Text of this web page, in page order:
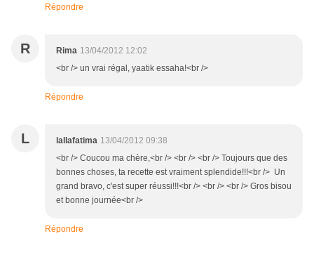
Répondre
R Rima 13/04/2012 12:02
<br /> un vrai régal, yaatik essaha!<br />
Répondre
L lallafatima 13/04/2012 09:38
<br /> Coucou ma chère,<br /> <br /> <br /> Toujours que des
bonnes choses, ta recette est vraiment splendide!!!<br /> Un
grand bravo, c'est super réussi!!!<br /> <br /> <br /> Gros bisou
et bonne journée<br />
Répondre